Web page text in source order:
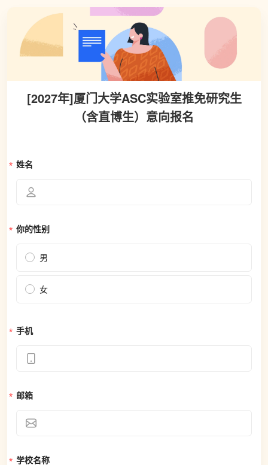
[2027年]厦门大学ASC实验室推免研究生
（含直博生）意向报名
姓名
你的性别
男
女
手机
邮箱
学校名称